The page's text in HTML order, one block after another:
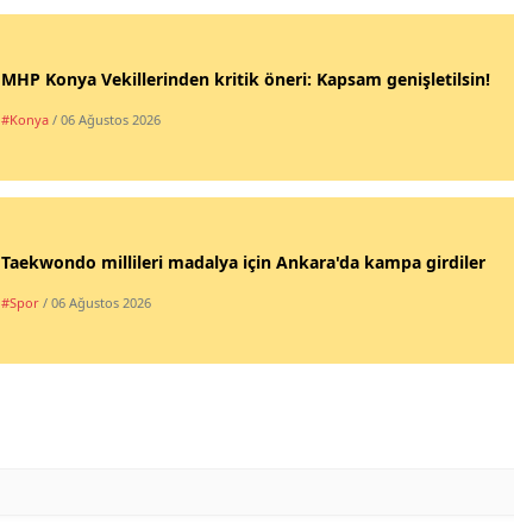
Kütahya
Manisa
Mardin
Muş
MHP Konya Vekillerinden kritik öneri: Kapsam genişletilsin!
#Konya / 06 Ağustos 2026
Taekwondo millileri madalya için Ankara'da kampa girdiler
#Spor / 06 Ağustos 2026